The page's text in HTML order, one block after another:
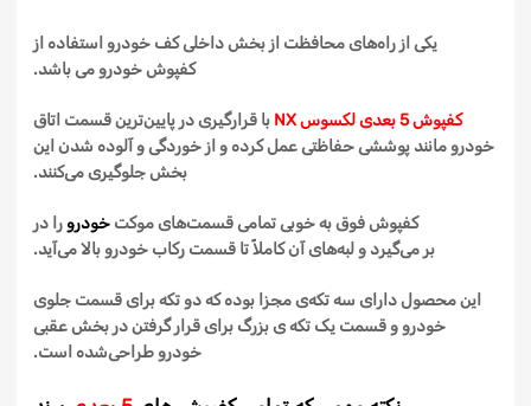
یکی از راه‌های محافظت از بخش داخلی کف خودرو استفاده از
کفپوشخودرو می باشد.
کفپوش 5 بعدی لکسوس NX
با قرارگیری در پایین‌ترین قسمت اتاق
خودرو مانند پوششی حفاظتی عمل کرده و از خوردگی و آلوده شدن این
بخش جلوگیریمی‌کنند.
کفپوشفوق به خوبی تمامیقسمت‌هایموکت خودرو را در
بر می‌گیرد و لبه‌هایآنکاملاًتا قسمت رکاب خودرو بالامی‌آید.
این محصول دارای سهتکه‌یمجزا بوده کهدو تکهبرای قسمت جلوی
خودرو و قسمت یک تکه ی بزرگ برایقرار گرفتندر بخش عقبی
خودرو طراحی‌شده است.